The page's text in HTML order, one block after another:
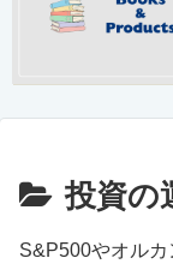
投資の
S&P500やオル